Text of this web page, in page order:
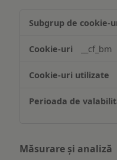
funcționalităților
ului
__cf_bm
Măsurare și analiză